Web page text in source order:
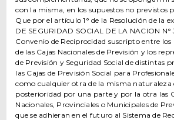
con la misma, en los supuestos no previstos
Que por el artículo 1° de la Resolución de la
DE SEGURIDAD SOCIAL DE LA NACION N°
Convenio de Reciprocidad suscripto entre los
de las Cajas Nacionales de Previsión y los
de Previsión y Seguridad Social de distintas
las Cajas de Previsión Social para
como cualquier otra de la misma naturaleza
posterioridad por una parte y por la otra las
Nacionales, Provinciales o Municipales de
que se adhieran en el futuro al Sistema de